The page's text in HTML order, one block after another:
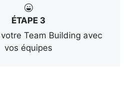
ÉTAPE 3
Team Building avec
vos équipes